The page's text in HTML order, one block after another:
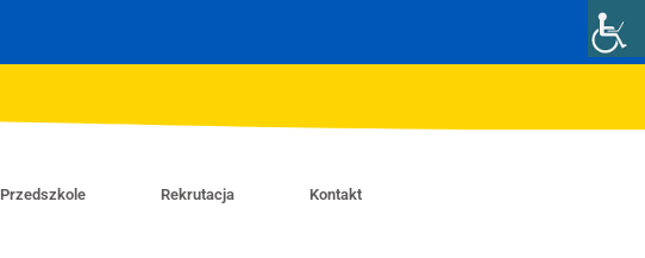
Przedszkole Rekrutacja Kontakt